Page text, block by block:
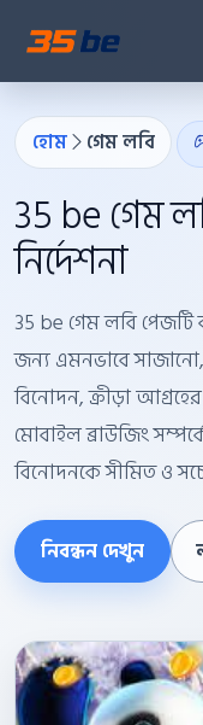
হোম গেম লবি
35 be গেম
নির্দেশনা
35 be গেম লবি পেজটি
জন্য এমনভাবে সাজানো,
বিনোদন, ক্রীড়া
মোবাইল ব্রাউজিং
বিনোদনকে সীমিত ও
নিবন্ধন দেখুন